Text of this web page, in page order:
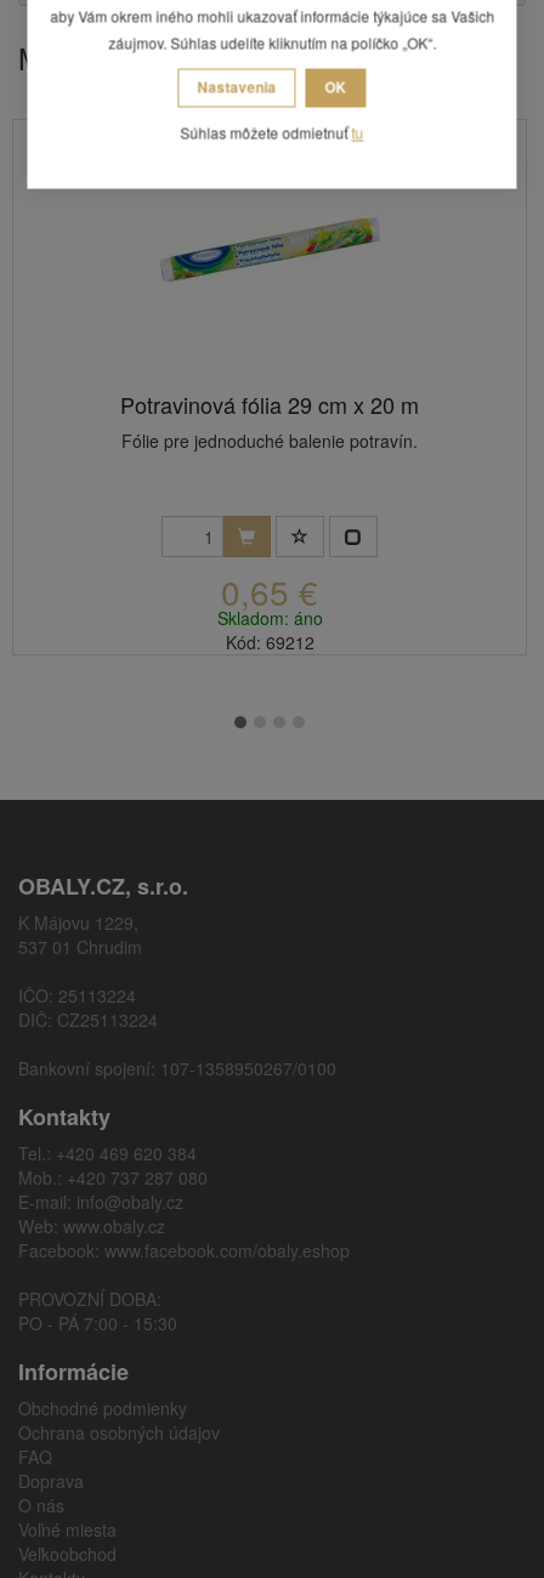
Mohlo by Vás zaujímať
Potravinová fólia 29 cm x 20 m
Fólie pre jednoduché balenie potravín.
0,65 €
Skladom: áno
Kód: 69212
OBALY.CZ, s.r.o.
K Májovu 1229,
537 01 Chrudim
IČO: 25113224
DIČ: CZ25113224
Bankovní spojení: 107-1358950267/0100
Kontakty
Tel.: +420 469 620 384
Mob.: +420 737 287 080
E-mail: info@obaly.cz
Web: www.obaly.cz
Facebook: www.facebook.com/obaly.eshop
PROVOZNÍ DOBA:
PO - PÁ 7:00 - 15:30
Informácie
Obchodné podmienky
Ochrana osobných údajov
FAQ
Doprava
O nás
Voľné miesta
Veľkoobchod
aby Vám okrem iného mohli ukazovať informácie týkajúce sa Vašich
záujmov. Súhlas udelíte kliknutím na políčko „OK“.
Nastavenia OK
Súhlas môžete odmietnuťtu